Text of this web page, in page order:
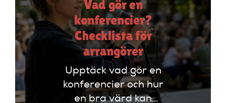
Vad gör en
konferencier?
Checklista för
arrangörer
Upptäck vad gör en
konferencier och hur
en bra värd kan